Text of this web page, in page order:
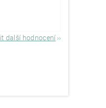
další hodnocení